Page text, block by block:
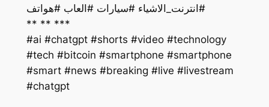
#انترنت_الاشياء #سيارات #العاب #هواتف
** ** ***
#ai #chatgpt #shorts #video #technology
#tech #bitcoin #smartphone #smartphone
#smart #news #breaking #live #livestream
#chatgpt